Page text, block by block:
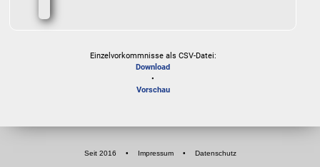
Einzelvorkommnisse als CSV-Datei:
Download
•
Vorschau
Seit 2016 • Impressum • Datenschutz